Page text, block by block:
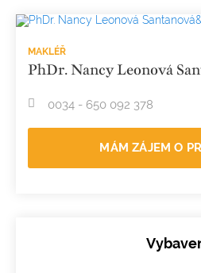
MAKLÉŘ
PhDr. Nancy Leonová
0034 - 650 092 378
MÁM ZÁJEM O